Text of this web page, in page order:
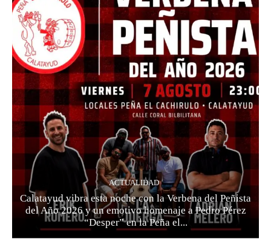
ACTUALIDAD
Calatayud vibra esta noche con la Verbena del Peñista
del Año 2026 y un emotivo homenaje a Pedro Pérez
“Desper” en la Peña el...